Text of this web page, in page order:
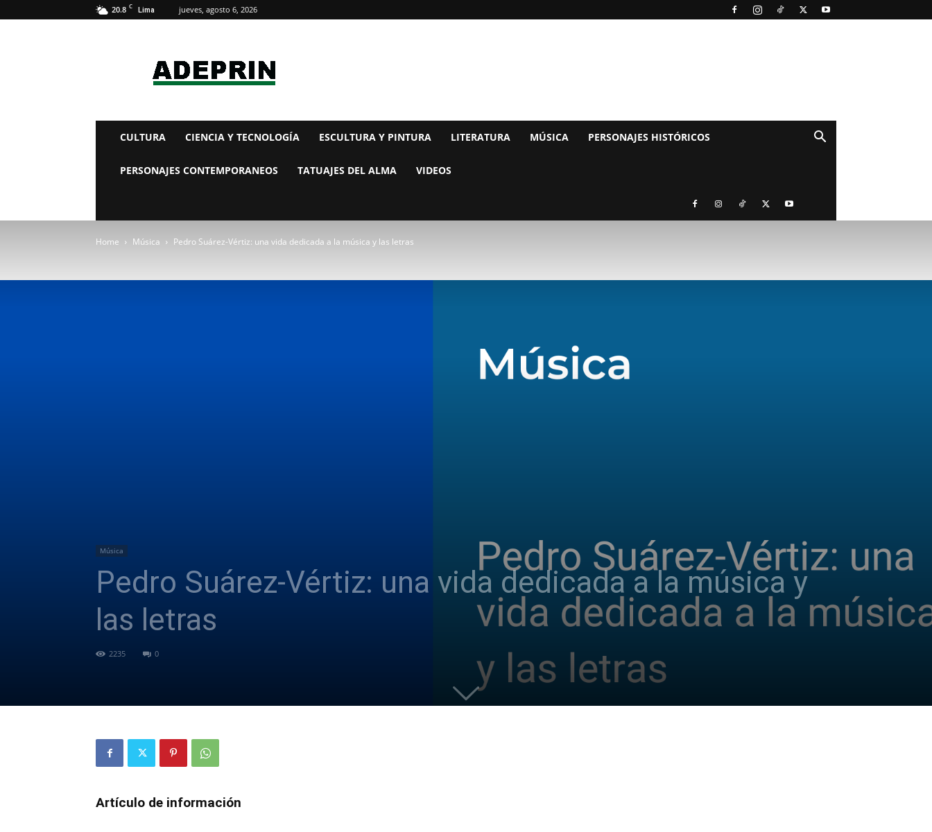
20.8 C Lima jueves, agosto 6, 2026
CULTURA CIENCIA Y TECNOLOGÍA ESCULTURA Y PINTURA LITERATURA MÚSICA PERSONAJES HISTÓRICOS
PERSONAJES CONTEMPORANEOS TATUAJES DEL ALMA VIDEOS
Home Música Pedro Suárez-Vértiz: una vida dedicada a la música y las letras
Música
Pedro Suárez-Vértiz: una vida dedicada a la música y
las letras
2235 0
Artículo de información